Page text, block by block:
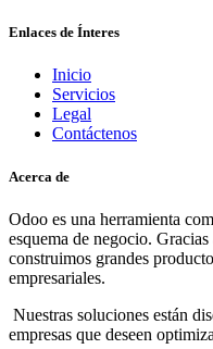
Enlaces de Ínteres
Inicio
Servicios
Legal
Contáctenos
Acerca de
Odoo es una herramienta
esquema de negocio.
construimos grandes
empresariales.
Nuestras soluciones están
empresas que deseen